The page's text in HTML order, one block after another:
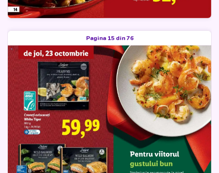
Pagina 15 din 76